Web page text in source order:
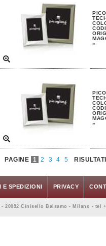
»
»
PAGINE 1 2 3 4 5
E SPEDIZIONI PRIVACY
Cinisello Balsamo - Milano - tel